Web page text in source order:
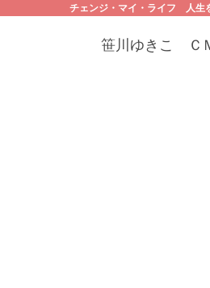
チェンジ・マイ・ライフ 人生
笹川ゆきこ Ｃ